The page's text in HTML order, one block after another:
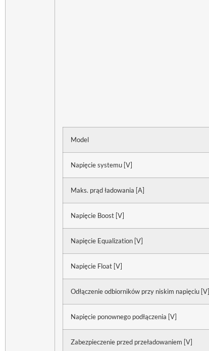
Model
Napięcie systemu [V]
Maks. prąd ładowania [A]
Napięcie Boost [V]
Napięcie Equalization [V]
Napięcie Float [V]
Odłączenie odbiorników przy niskim napięciu [V]
Napięcie ponownego podłączenia [V]
Zabezpieczenie przed przeładowaniem [V]